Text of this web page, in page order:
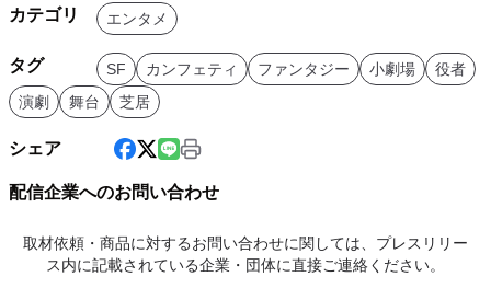
カテゴリ エンタメ
タグ SF カンフェティ ファンタジー 小劇場
役者
演劇
舞台 芝居
シェア
配信企業へのお問い合わせ
取材依頼・商品に対するお問い合わせに関しては、プレスリリー
ス内に記載されている企業・団体に直接ご連絡ください。